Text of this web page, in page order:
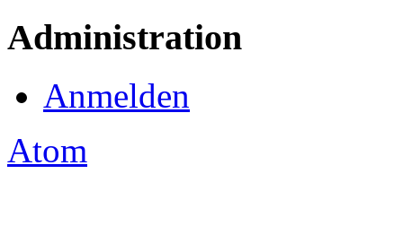
Administration
Anmelden
Atom